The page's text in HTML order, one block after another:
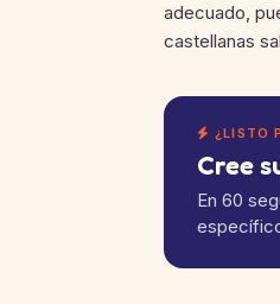
adecuado,
castellanas
¿LISTO
Cree
En 60